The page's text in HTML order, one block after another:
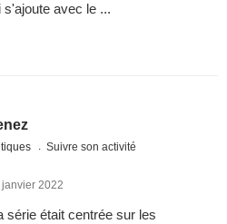
avec le ...
Suivre son activité
2022
série était centrée sur les